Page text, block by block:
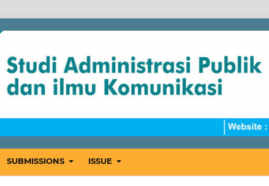
SUBMISSIONS ISSUE